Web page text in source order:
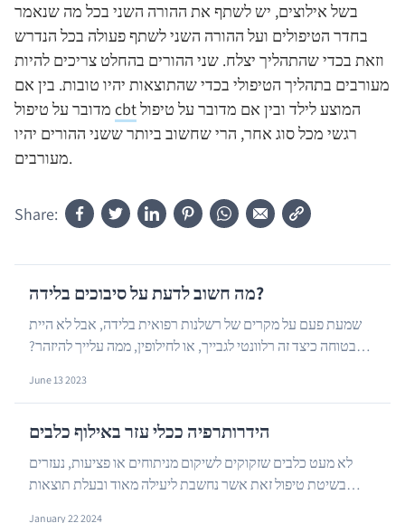
בשל אילוצים, יש לשתף את ההורה השני בכל מה שנאמר
בחדר הטיפולים ועל ההורה השני לשתף פעולה בכל הנדרש
וזאת בכדי שהתהליך יצלח. שני ההורים בהחלט צריכים להיות
מעורבים בתהליך הטיפולי בכדי שהתוצאות יהיו טובות. בין אם
cbt
רגשי מכל סוג אחר, הרי שחשוב ביותר ששני ההורים יהיו
מעורבים.
Share:
מה חשוב לדעת על סיבוכים בלידה?
שמעת פעם על מקרים של רשלנות רפואית בלידה, אבל לא היית
בטוחה כיצד זה רלוונטי לגבייך, או לחילופין, ממה עלייך להיזהר?
June 13 2023
הידרותרפיה ככלי עזר באילוף כלבים
לא מעט כלבים שזקוקים לשיקום מניתוחים או פציעות, נעזרים
בשיטת טיפול זאת אשר נחשבת ליעילה מאוד ובעלת תוצאות
January 22 2024